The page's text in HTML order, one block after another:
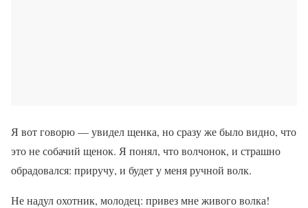
Я вот говорю — увидел щенка, но сразу же было видно, что
это не собачий щенок. Я понял, что волчонок, и страшно
обрадовался: приручу, и будет у меня ручной волк.
Не надул охотник, молодец: привез мне живого волка!